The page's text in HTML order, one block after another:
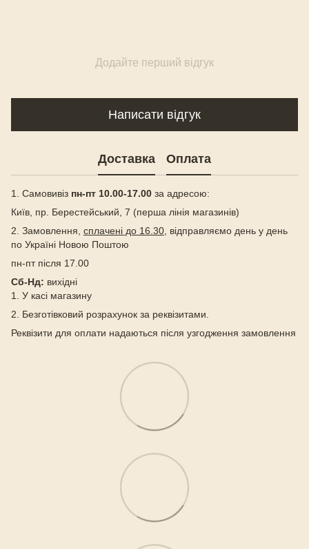
Додайте перший відгук
Написати відгук
Доставка Оплата
1. Самовивіз пн-пт 10.00-17.00 за адресою:
Київ, пр. Берестейський, 7 (перша лінія магазинів)
2. Замовлення, сплачені до 16.30 , відправляємо день у день
по Україні Новою Поштою
пн-пт після 17.00
Сб-Нд: вихідні
1. У касі магазину
2. Безготівковий розрахунок за реквізитами.
Реквізити для оплати надаються після узгодження замовлення